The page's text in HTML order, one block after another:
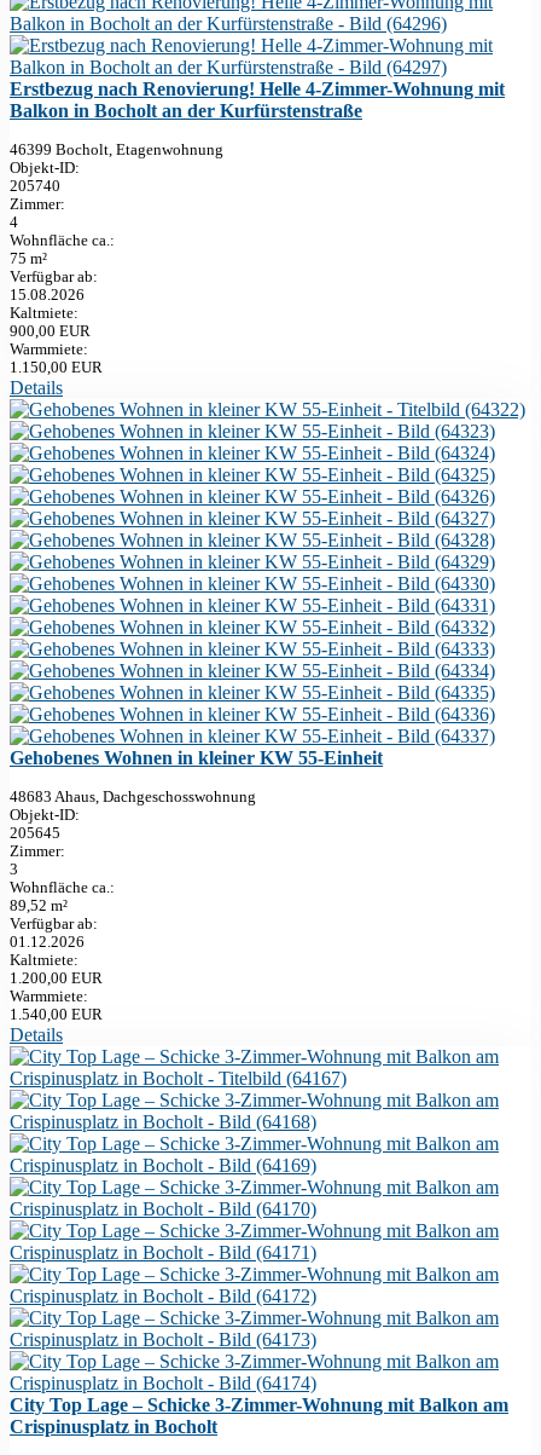
Erstbezug nach Renovierung! Helle 4-Zimmer-Wohnung mit
Balkon in Bocholt an der Kurfürstenstraße
46399 Bocholt, Etagenwohnung
Objekt-ID:
205740
Zimmer:
4
Wohnfläche ca.:
75 m²
Verfügbar ab:
15.08.2026
Kaltmiete:
900,00 EUR
Warmmiete:
1.150,00 EUR
Details
Gehobenes Wohnen in kleiner KW 55-Einheit
48683 Ahaus, Dachgeschosswohnung
Objekt-ID:
205645
Zimmer:
3
Wohnfläche ca.:
89,52 m²
Verfügbar ab:
01.12.2026
Kaltmiete:
1.200,00 EUR
Warmmiete:
1.540,00 EUR
Details
City Top Lage – Schicke 3-Zimmer-Wohnung mit Balkon am
Crispinusplatz in Bocholt